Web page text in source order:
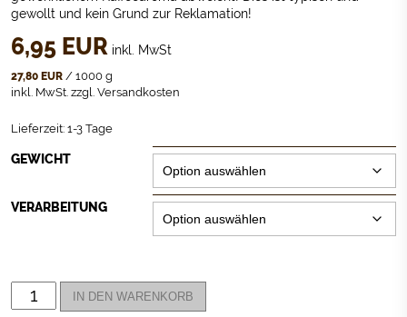
gewollt und kein Grund zur Reklamation!
6,95 EUR inkl. MwSt
27,80 EUR / 1000 g
inkl. MwSt. zzgl. Versandkosten
Lieferzeit: 1-3 Tage
GEWICHT
VERARBEITUNG
VICCI
MOCCA
IN DEN WARENKORB